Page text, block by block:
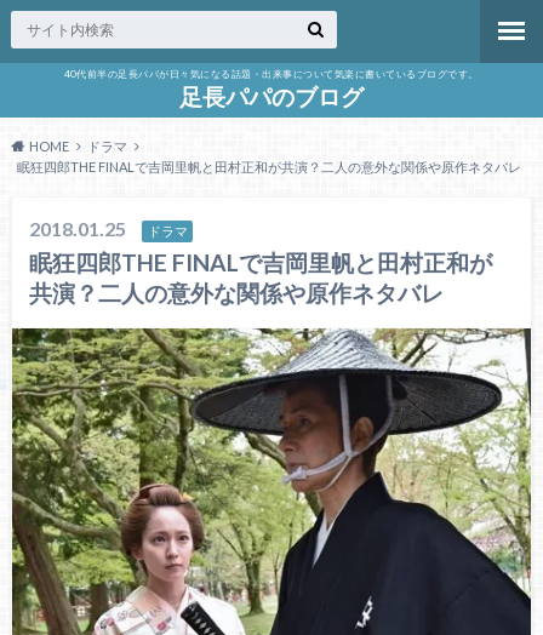
40代前半の足長パパが日々気になる話題・出来事について気楽に書いているブログです。
足長パパのブログ
HOME
ドラマ
眠狂四郎THE FINALで吉岡里帆と田村正和が共演？二人の意外な関係や原作ネタバレ
2018.01.25 ドラマ
眠狂四郎THE FINALで吉岡里帆と田村正和が
共演？二人の意外な関係や原作ネタバレ